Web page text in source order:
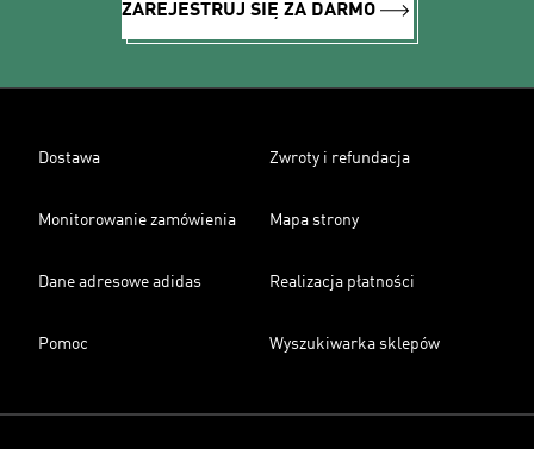
ZAREJESTRUJ SIĘ ZA DARMO
Dostawa Zwroty i refundacja
Monitorowanie zamówienia Mapa strony
Dane adresowe adidas Realizacja płatności
Pomoc Wyszukiwarka sklepów